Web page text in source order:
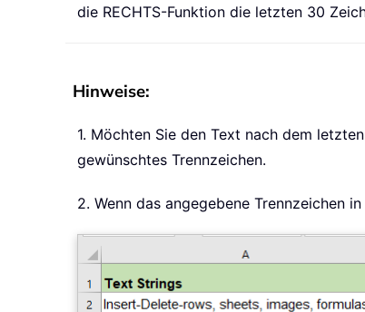
die RECHTS-Funktion die letzten 30
Hinweise:
1. Möchten Sie den Text nach dem
gewünschtes Trennzeichen.
2. Wenn das angegebene Trennzeichen